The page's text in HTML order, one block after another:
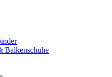
Balkenschuhe